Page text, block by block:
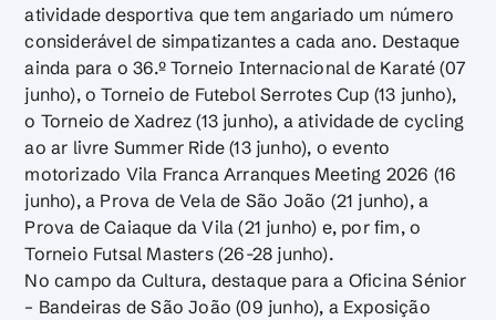
atividade desportiva que tem angariado um número
considerável de simpatizantes a cada ano. Destaque
ainda para o 36.º Torneio Internacional de Karaté (07
junho), o Torneio de Futebol Serrotes Cup (13 junho),
o Torneio de Xadrez (13 junho), a atividade de cycling
ao ar livre Summer Ride (13 junho), o evento
motorizado Vila Franca Arranques Meeting 2026 (16
junho), a Prova de Vela de São João (21 junho), a
Prova de Caiaque da Vila (21 junho) e, por fim, o
Torneio Futsal Masters (26-28 junho).
No campo da Cultura, destaque para a Oficina Sénior
– Bandeiras de São João (09 junho), a Exposição